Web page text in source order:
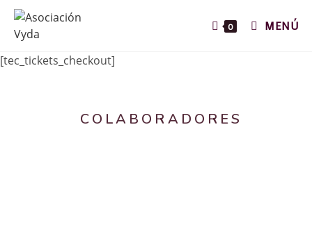
0 MENÚ
[tec_tickets_checkout]
COLABORADORES